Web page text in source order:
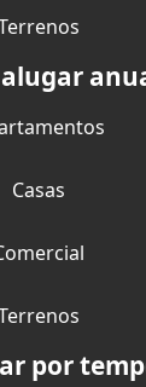
Casas
por